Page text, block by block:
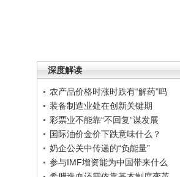
深度解读
农产品价格时涨时跌有“解药”吗
装备制造业处在创新关键期
彩票业不能靠“不回复”谋发展
国际油价金价下跌意味什么？
奶企公关中传递的“负能量”
参与IMF增资能为中国带来什么